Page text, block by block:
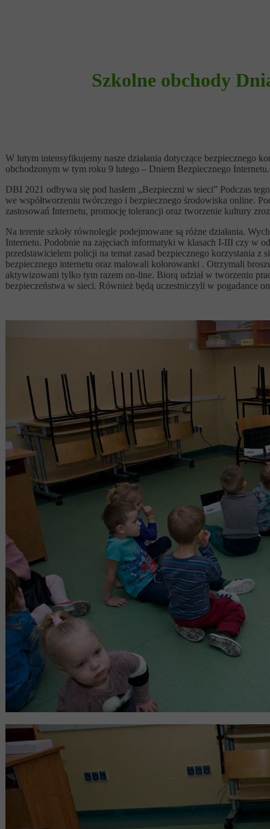
W lutym intensyfikujemy nasze działania dotyczące bezpiecznego
obchodzonym w tym roku 9 lutego – Dniem Bezpiecznego Internetu.
DBI 2021 odbywa się pod hasłem „Bezpieczni w sieci” Podczas
we współtworzeniu twórczego i bezpiecznego środowiska online.
zastosowań Internetu, promocję tolerancji oraz tworzenie kultury
Na terenie szkoły równolegle podejmowane są różne działania.
Internetu. Podobnie na zajęciach informatyki w klasach I-III czy w
przedstawicielem policji na temat zasad bezpiecznego korzystania
bezpiecznego internetu oraz malowali kolorowanki . Otrzymali
aktywizowani tylko tym razem on-line. Biorą udział w tworzeniu
bezpieczeństwa w sieci. Również będą uczestniczyli w pogadance
Szkolne obchody